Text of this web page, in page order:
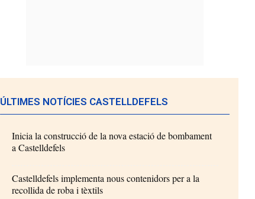
ÚLTIMES NOTÍCIES CASTELLDEFELS
Inicia la construcció de la nova estació de bombament
a Castelldefels
Castelldefels implementa nous contenidors per a la
recollida de roba i tèxtils